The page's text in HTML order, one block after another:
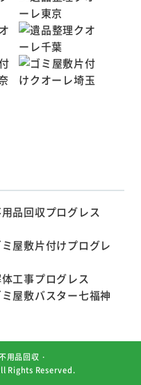
用品回収・
Rights Reserved.